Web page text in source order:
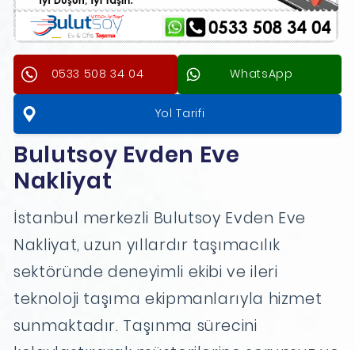
0533 508 34 04 WhatsApp
Yol Tarifi
Bulutsoy Evden Eve
Nakliyat
İstanbul merkezli Bulutsoy Evden Eve
Nakliyat, uzun yıllardır taşımacılık
sektöründe deneyimli ekibi ve ileri
teknoloji taşıma ekipmanlarıyla hizmet
sunmaktadır. Taşınma sürecini